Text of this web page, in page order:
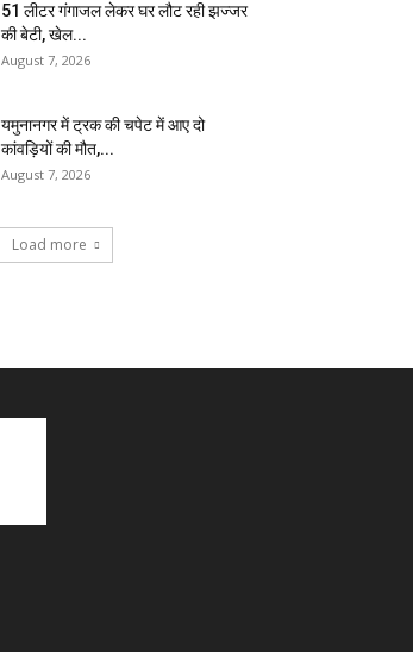
51 लीटर गंगाजल लेकर घर लौट रही झज्जर
की बेटी, खेल...
August 7, 2026
यमुनानगर में ट्रक की चपेट में आए दो
कांवड़ियों की मौत,...
August 7, 2026
Load more